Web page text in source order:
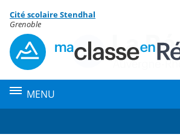
Menu de la rubrique
Contenu
Cité scolaire Stendhal
Grenoble
MENU